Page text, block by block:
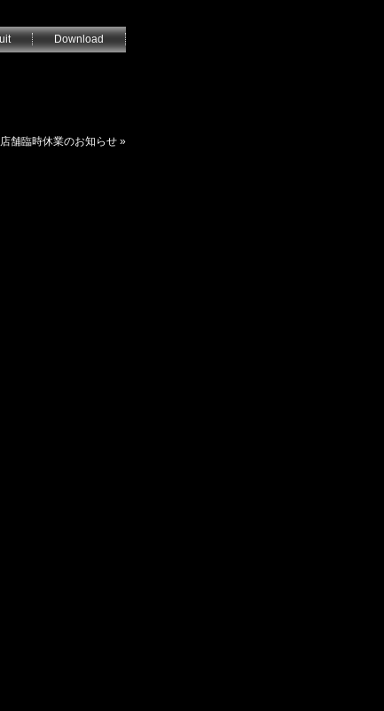
Download
舗臨時休業のお知らせ »